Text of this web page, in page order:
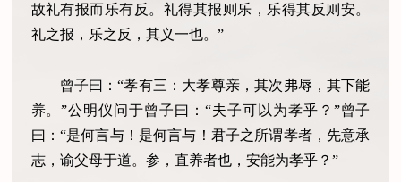
故礼有报而乐有反。礼得其报则乐，乐得其反则安。
礼之报，乐之反，其义一也。”
曾子曰：“孝有三：大孝尊亲，其次弗辱，其下能
养。”公明仪问于曾子曰：“夫子可以为孝乎？”曾子
曰：“是何言与！是何言与！君子之所谓孝者，先意承
志，谕父母于道。参，直养者也，安能为孝乎？”